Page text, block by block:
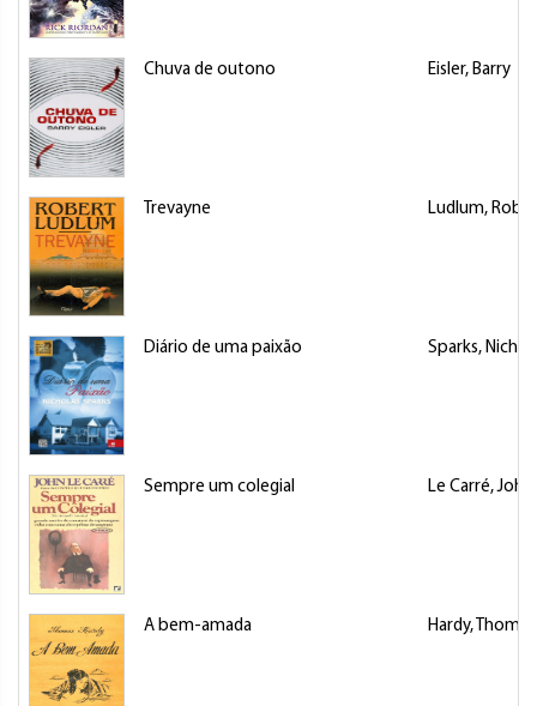
Chuva de outono Eisler, Barry
Trevayne Ludlum,
Diário de uma paixão Sparks,
Sempre um colegial Le Carré, John
A bem-amada Hardy,